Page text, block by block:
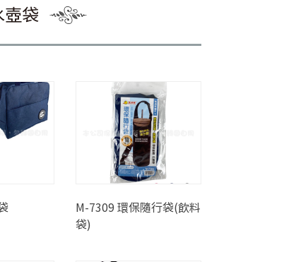
袋
M-7309 環保隨行袋(飲料
袋)